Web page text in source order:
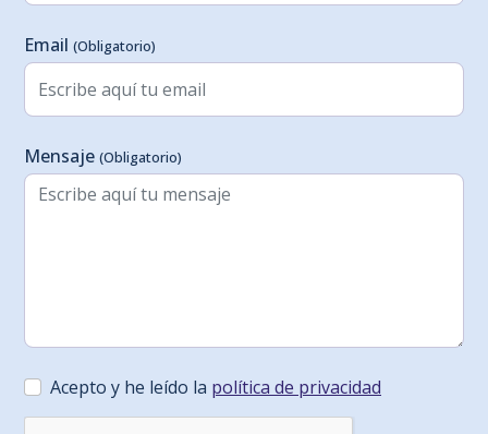
Email (Obligatorio)
Mensaje (Obligatorio)
Acepto y he leído la política de privacidad